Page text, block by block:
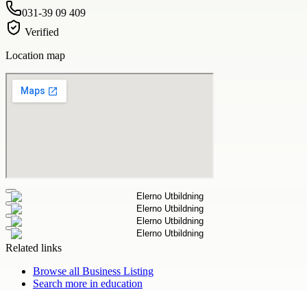
031-39 09 409
Verified
Location map
Related links
Browse all Business Listing
Search more in education